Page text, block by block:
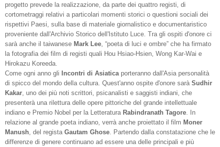
progetto prevede la realizzazione, da parte dei quattro registi, di
cortometraggi relativi a particolari momenti storici o questioni sociali dei
rispettivi Paesi, sulla base di materiale giornalistico e documentaristico
proveniente dall'Archivio Storico dell'Istituto Luce. Tra gli ospiti d'onore ci
sarà anche il taiwanese Mark Lee , “poeta di luci e ombre” che ha firmato
la fotografia dei film di registi quali Hou Hsiao-Hsien, Wong Kar-Wai e
Hirokazu Koreeda.
Come ogni anno gli
Incontri di Asiatica porteranno dall'Asia personalità
di spicco del mondo della cultura. Quest'anno ospite d'onore sarà Sudhir
Kakar , uno dei più noti scrittori, psicanalisti e saggisti indiani, che
presenterà una rilettura delle opere pittoriche del grande intellettuale
indiano e Premio Nobel per la Letteratura Rabindranath Tagore . In
relazione al grande poeta indiano, verrà anche proiettato il film Moner
Manush , del regista Gautam Ghose . Partendo dalla constatazione che le
differenze di genere continuano ad essere una delle principali e più